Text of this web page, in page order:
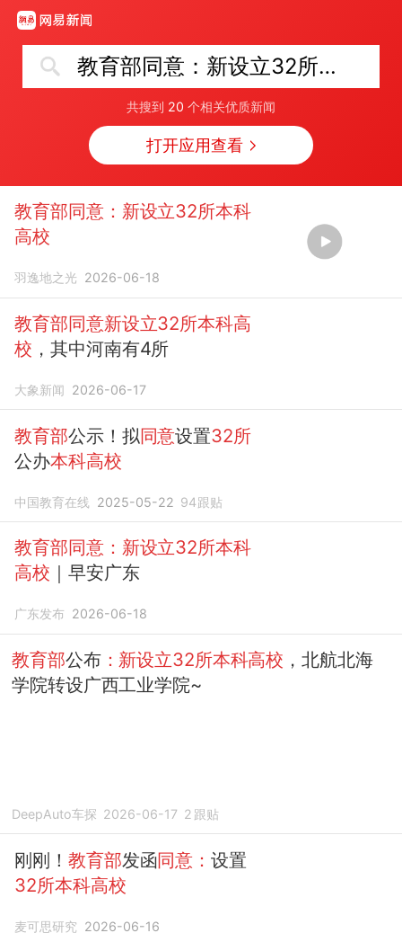
教育部同意：新设立32所本科高校
共搜到 20 个相关优质新闻
打开应用查看
教育部同意：新设立32所本科
高校
羽逸地之光 2026-06-18
教育部同意新设立32所本科高
校 ，其中河南有4所
大象新闻 2026-06-17
教育部公示！拟同意设置32所
公办本科高校
中国教育在线 2025-05-22 94跟贴
教育部同意：新设立32所本科
高校 ｜早安广东
广东发布 2026-06-18
教育部公布：新设立32所本科高校 ，北航北海
学院转设广西工业学院~
DeepAuto车探 2026-06-17 2 跟贴
刚刚！教育部发函同意：设置
32所本科高校
麦可思研究 2026-06-16